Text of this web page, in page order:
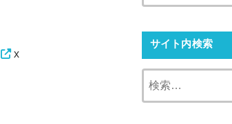
x
サイト内検索